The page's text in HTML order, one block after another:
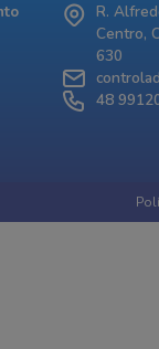
R.
Centro,
630
48